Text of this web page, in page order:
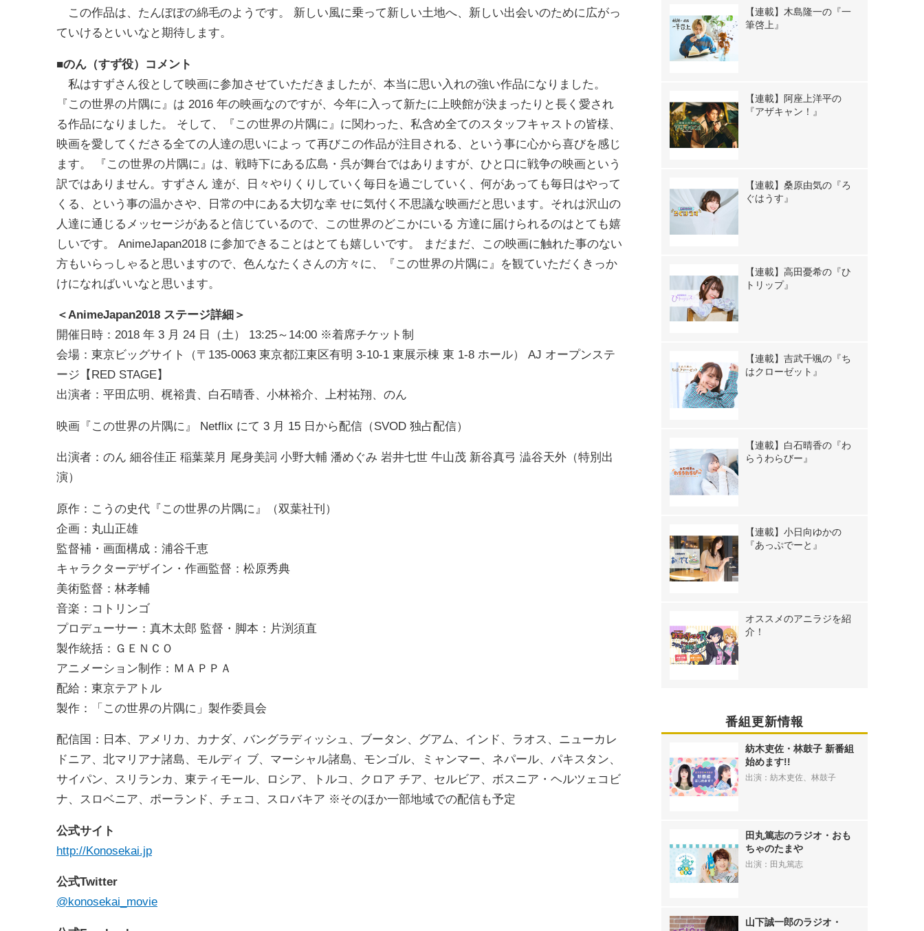
この作品は、たんぽぽの綿毛のようです。 新しい風に乗って新しい土地へ、新しい出会いのために広がっ
ていけるといいなと期待します。
■のん（すず役）コメント
私はすずさん役として映画に参加させていただきましたが、本当に思い入れの強い作品になりました。
『この世界の片隅に』は 2016 年の映画なのですが、今年に入って新たに上映館が決まったりと長く愛され
る作品になりました。 そして、『この世界の片隅に』に関わった、私含め全てのスタッフキャストの皆様、
映画を愛してくださる全ての人達の思いによっ て再びこの作品が注目される、という事に心から喜びを感じ
ます。 『この世界の片隅に』は、戦時下にある広島・呉が舞台ではありますが、ひと口に戦争の映画という
訳ではありません。すずさん 達が、日々やりくりしていく毎日を過ごしていく、何があっても毎日はやって
くる、という事の温かさや、日常の中にある大切な幸 せに気付く不思議な映画だと思います。それは沢山の
人達に通じるメッセージがあると信じているので、この世界のどこかにいる 方達に届けられるのはとても嬉
しいです。 AnimeJapan2018 に参加できることはとても嬉しいです。 まだまだ、この映画に触れた事のない
方もいらっしゃると思いますので、色んなたくさんの方々に、『この世界の片隅に』を観ていただくきっか
けになればいいなと思います。
＜AnimeJapan2018 ステージ詳細＞
開催日時：2018 年 3 月 24 日（土） 13:25～14:00 ※着席チケット制
会場：東京ビッグサイト（〒135-0063 東京都江東区有明 3-10-1 東展示棟 東 1-8 ホール） AJ オープンステ
ージ【RED STAGE】
出演者：平田広明、梶裕貴、白石晴香、小林裕介、上村祐翔、のん
映画『この世界の片隅に』 Netflix にて 3 月 15 日から配信（SVOD 独占配信）
出演者：のん 細谷佳正 稲葉菜月 尾身美詞 小野大輔 潘めぐみ 岩井七世 牛山茂 新谷真弓 澁谷天外（特別出
演）
原作：こうの史代『この世界の片隅に』（双葉社刊）
企画：丸山正雄
監督補・画面構成：浦谷千恵
キャラクターデザイン・作画監督：松原秀典
美術監督：林孝輔
音楽：コトリンゴ
プロデューサー：真木太郎 監督・脚本：片渕須直
製作統括：ＧＥＮＣＯ
アニメーション制作：ＭＡＰＰＡ
配給：東京テアトル
製作：「この世界の片隅に」製作委員会
配信国：日本、アメリカ、カナダ、バングラディッシュ、ブータン、グアム、インド、ラオス、ニューカレ
ドニア、北マリアナ諸島、モルディ ブ、マーシャル諸島、モンゴル、ミャンマー、ネパール、パキスタン、
サイパン、スリランカ、東ティモール、ロシア、トルコ、クロア チア、セルビア、ボスニア・ヘルツェコビ
ナ、スロベニア、ポーランド、チェコ、スロバキア ※そのほか一部地域での配信も予定
公式サイト
http://Konosekai.jp
公式Twitter
@konosekai_movie
【連載】木島隆一の『一
筆啓上』
【連載】阿座上洋平の
『アザキャン！』
【連載】桑原由気の『ろ
ぐはうす』
【連載】高田憂希の『ひ
トリップ』
【連載】吉武千颯の『ち
はクローゼット』
【連載】白石晴香の『わ
らうわらびー』
【連載】小日向ゆかの
『あっぷでーと』
オススメのアニラジを紹
介！
番組更新情報
紡木吏佐・林鼓子 新番組
始めます!!
出演：紡木吏佐、林鼓子
田丸篤志のラジオ・おも
ちゃのたまや
出演：田丸篤志
山下誠一郎のラジオ・